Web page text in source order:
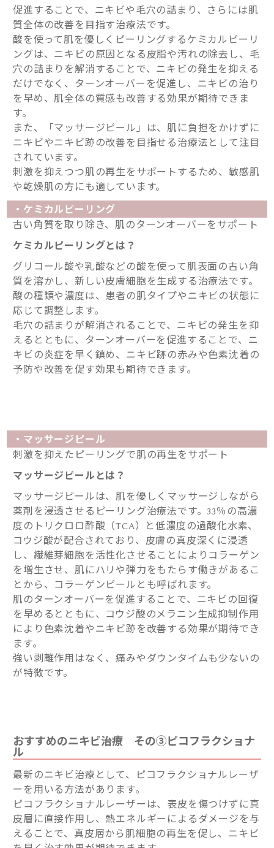
促進することで、ニキビや毛穴の詰まり、さらには肌
質全体の改善を目指す治療法です。
酸を使って肌を優しくピーリングするケミカルピーリ
ングは、ニキビの原因となる皮脂や汚れの除去し、毛
穴の詰まりを解消することで、ニキビの発生を抑える
だけでなく、ターンオーバーを促進し、ニキビの治り
を早め、肌全体の質感も改善する効果が期待できま
す。
また、「マッサージピール」は、肌に負担をかけずに
ニキビやニキビ跡の改善を目指せる治療法として注目
されています。
刺激を抑えつつ肌の再生をサポートするため、敏感肌
や乾燥肌の方にも適しています。
・ケミカルピーリング
古い角質を取り除き、肌のターンオーバーをサポート
ケミカルピーリングとは？
グリコール酸や乳酸などの酸を使って肌表面の古い角
質を溶かし、新しい皮膚細胞を生成する治療法です。
酸の種類や濃度は、患者の肌タイプやニキビの状態に
応じて調整します。
毛穴の詰まりが解消されることで、ニキビの発生を抑
えるとともに、ターンオーバーを促進することで、ニ
キビの炎症を早く鎮め、ニキビ跡の赤みや色素沈着の
予防や改善を促す効果も期待できます。
・マッサージピール
刺激を抑えたピーリングで肌の再生をサポート
マッサージピールとは？
マッサージピールは、肌を優しくマッサージしながら
薬剤を浸透させるピーリング治療法です。33％の高濃
度のトリクロロ酢酸（TCA）と低濃度の過酸化水素、
コウジ酸が配合されており、皮膚の真皮深くに浸透
し、繊維芽細胞を活性化させることによりコラーゲン
を増生させ、肌にハリや弾力をもたらす働きがあるこ
とから、コラーゲンピールとも呼ばれます。
肌のターンオーバーを促進することで、ニキビの回復
を早めるとともに、コウジ酸のメラニン生成抑制作用
により色素沈着やニキビ跡を改善する効果が期待でき
ます。
強い剥離作用はなく、痛みやダウンタイムも少ないの
が特徴です。
おすすめのニキビ治療 その③ピコフラクショナ
ル
最新のニキビ治療として、ピコフラクショナルレーザ
ーを用いる方法があります。
ピコフラクショナルレーザーは、表皮を傷つけずに真
皮層に直接作用し、熱エネルギーによるダメージを与
えることで、真皮層から肌細胞の再生を促し、ニキビ